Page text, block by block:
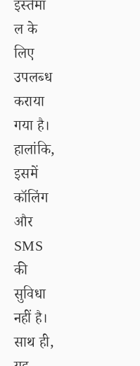
इस्तेमा
ल के
लिए
उपलब्ध
कराया
गया है।
हालांकि,
इसमें
कॉलिंग
और
SMS
की
सुविधा
नहीं है।
साथ ही,